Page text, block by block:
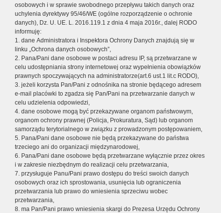
osobowych i w sprawie swobodnego przepływu takich danych oraz
uchylenia dyrektywy 95/46/WE (ogólne rozporządzenie o ochronie
danych), Dz. U. UE. L. 2016.119.1 z dnia 4 maja 2016r., dalej RODO
informuję:
1. dane Administratora i Inspektora Ochrony Danych znajdują się w
linku „Ochrona danych osobowych”,
2. Pana/Pani dane osobowe w postaci adresu IP, są przetwarzane w
celu udostępniania strony internetowej oraz wypełnienia obowiązków
prawnych spoczywających na administratorze(art.6 ust.1 lit.c RODO),
3. jeżeli korzysta Pan/Pani z odnośnika na stronie będącego adresem
e-mail placówki to zgadza się Pan/Pani na przetwarzanie danych w
celu udzielenia odpowiedzi,
4. dane osobowe mogą być przekazywane organom państwowym,
organom ochrony prawnej (Policja, Prokuratura, Sąd) lub organom
samorządu terytorialnego w związku z prowadzonym postępowaniem,
5. Pana/Pani dane osobowe nie będą przekazywane do państwa
trzeciego ani do organizacji międzynarodowej,
6. Pana/Pani dane osobowe będą przetwarzane wyłącznie przez okres
i w zakresie niezbędnym do realizacji celu przetwarzania,
7. przysługuje Panu/Pani prawo dostępu do treści swoich danych
osobowych oraz ich sprostowania, usunięcia lub ograniczenia
przetwarzania lub prawo do wniesienia sprzeciwu wobec
przetwarzania,
8. ma Pan/Pani prawo wniesienia skargi do Prezesa Urzędu Ochrony